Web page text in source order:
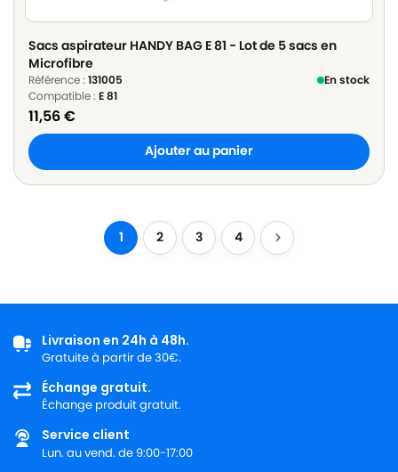
Sacs aspirateur HANDY BAG E 81 - Lot de 5 sacs en
Microfibre
Référence : 131005
En stock
Compatible : E 81
11,56€
Ajouter au panier
1 2 3 4
Livraison en 24h à 48h.
Gratuite à partir de 30€.
Échange gratuit.
Échange produit gratuit.
Service client
Lun. au vend. de 9:00-17:00